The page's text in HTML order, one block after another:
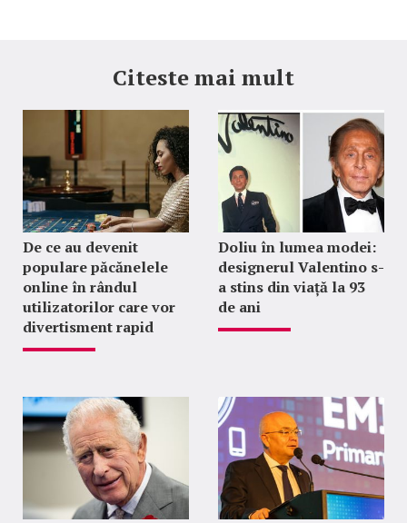
Citeste mai mult
De ce au devenit
populare păcănelele
online în rândul
utilizatorilor care vor
divertisment rapid
Doliu în lumea modei:
designerul Valentino s-
a stins din viață la 93
de ani